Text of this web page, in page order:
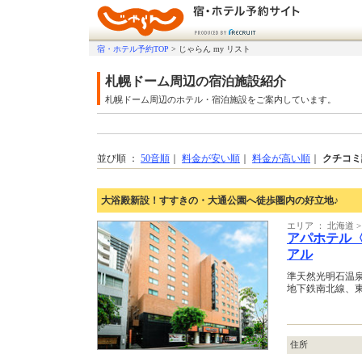
宿・ホテル予約TOP > じゃらん my リスト
札幌ドーム周辺の宿泊施設紹介
札幌ドーム周辺のホテル・宿泊施設をご案内しています。
並び順 ： 50音順 料金が安い順 料金が高い順 クチコ
大浴殿新設！すすきの・大通公園へ徒歩圏内の好立地♪
エリア ： 北海道
アパホテル
アル
準天然光明石温
地下鉄南北線、
住所